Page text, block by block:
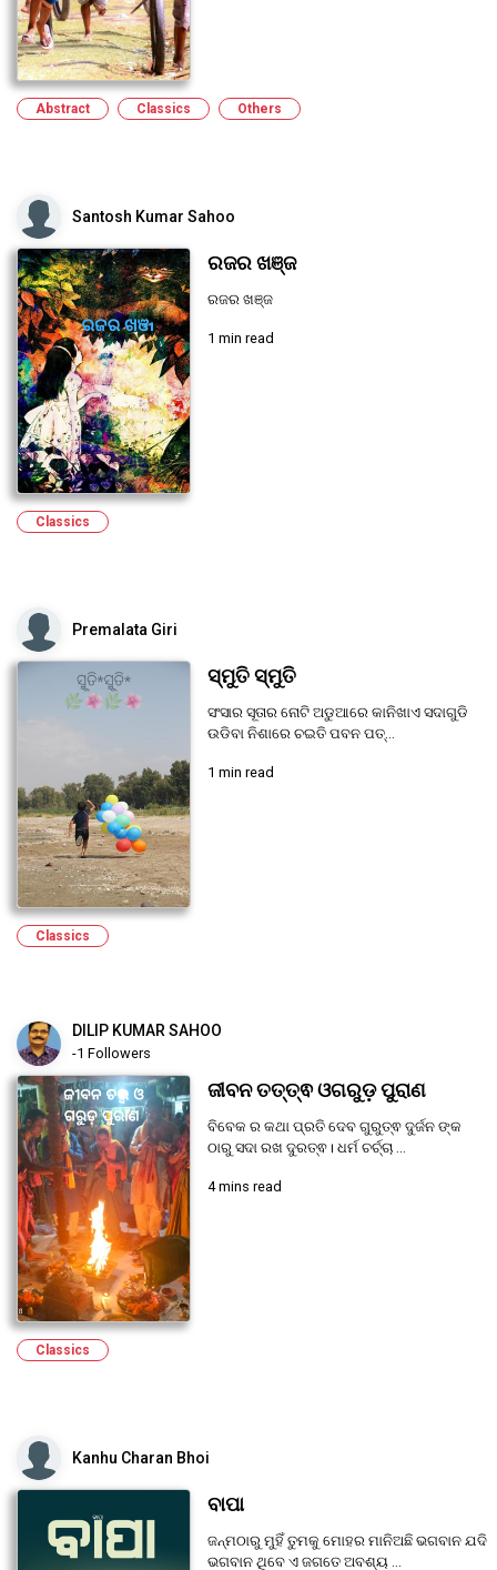
Abstract Classics Others
Santosh Kumar Sahoo
ରଜର ଖଞ୍ଜ
ରଜର ଖଞ୍ଜ
1 min read
Classics
Premalata Giri
ସ୍ମୁତି ସ୍ମୁତି
ସଂସାର ସୂତାର ନୋଟି ଅଡୁଆରେ କାନିଖାଏ ସଦାଗୁଡି
ଉଡିବା ନିଶାରେ ଚଇତି ପବନ ପତ୍...
1 min read
Classics
DILIP KUMAR SAHOO
-1 Followers
ଜୀବନ ତତ୍ତ୍ଵ ଓଗରୁଡ଼ ପୁରାଣ
ବିବେକ ର କଥା ପ୍ରତି ଦେବ ଗୁରୁତ୍ଵ ଦୁର୍ଜନ ଙ୍କ
ଠାରୁ ସଦା ରଖ ଦୁରତ୍ଵ। ଧର୍ମ ଚର୍ଚ୍ଚା ...
4 mins read
Classics
Kanhu Charan Bhoi
ବାପା
ଜନ୍ମଠାରୁ ମୁହିଁ ତୁମକୁ ମୋହର ମାନିଅଛି ଭଗବାନ ଯଦି
ଭଗବାନ ଥିବେ ଏ ଜଗତେ ଅବଶ୍ୟ ...